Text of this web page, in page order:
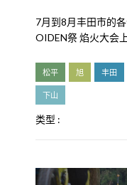
7月到8月丰田市的
OIDEN祭 焰火大会
松平 旭 丰田
下山
类型 :